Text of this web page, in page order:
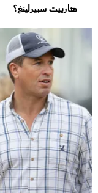
هارييت سبيرلينغ؟